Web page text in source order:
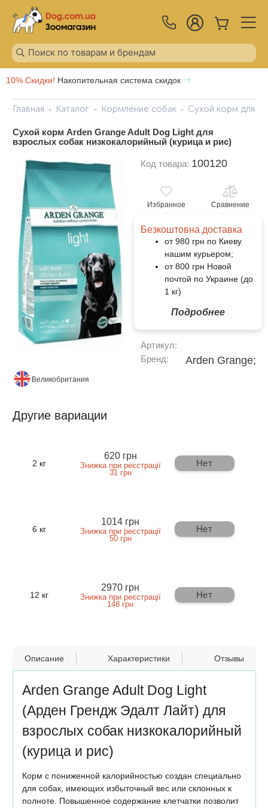
10% Скидки! Накопительная система скидок
Главная Каталог Кормление собак Сухой корм для
Сухой корм Arden Grange Adult Dog Light для
взрослых собак низкокалорийный (курица и рис)
Великобритания
Код товара: 100120
Избранное Сравнение
Безкоштовна доставка
от 980 грн по Киеву
нашим курьером;
от 800 грн Новой
почтой по Украине (до
1 кг)
Подробнее
Артикул:
Бренд:
Arden Grange;
Другие вариации
2 кг
620 грн
Знижка при реєстрації
31 грн
Нет
6 кг
1014 грн
Знижка при реєстрації
50 грн
Нет
12 кг
2970 грн
Знижка при реєстрації
148 грн
Нет
Описание Характеристики Отзывы
Arden Grange Adult Dog Light
(Арден Грендж Эдалт Лайт) для
взрослых собак низкокалорийный
(курица и рис)
Корм с пониженной калорийностью создан специально
для собак, имеющих избыточный вес или склонных к
полноте. Повышенное содержание клетчатки позволит